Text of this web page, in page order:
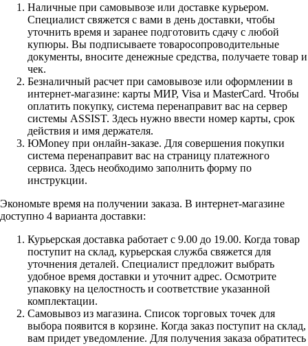
Наличные при самовывозе или доставке курьером.
Специалист свяжется с вами в день доставки, чтобы
уточнить время и заранее подготовить сдачу с любой
купюры. Вы подписываете товаросопроводительные
документы, вносите денежные средства, получаете товар и
чек.
Безналичный расчет при самовывозе или оформлении в
интернет-магазине: карты МИР, Visa и MasterCard. Чтобы
оплатить покупку, система перенаправит вас на сервер
системы ASSIST. Здесь нужно ввести номер карты, срок
действия и имя держателя.
ЮMoney при онлайн-заказе. Для совершения покупки
система перенаправит вас на страницу платежного
сервиса. Здесь необходимо заполнить форму по
инструкции.
Экономьте время на получении заказа. В интернет-магазине
доступно 4 варианта доставки:
Курьерская доставка работает с 9.00 до 19.00. Когда товар
поступит на склад, курьерская служба свяжется для
уточнения деталей. Специалист предложит выбрать
удобное время доставки и уточнит адрес. Осмотрите
упаковку на целостность и соответствие указанной
комплектации.
Самовывоз из магазина. Список торговых точек для
выбора появится в корзине. Когда заказ поступит на склад,
вам придет уведомление. Для получения заказа обратитесь